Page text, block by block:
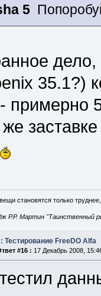
5
дело,
35.1?)
примерно
же
становятся только
Р.Р. Мартин "Таинственный
Тестирование FreeDO Alfa
#16 : 17 Декабрь 2008,